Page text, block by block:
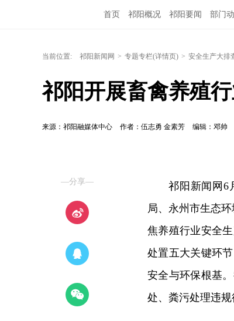
首页 祁阳概况 祁阳要闻 部门
当前位置: 祁阳新闻网 > 专题专栏(详情页) > 安全生产大排
祁阳开展畜禽养殖
来源：祁阳融媒体中心 作者：伍志勇 金素芳 编辑：邓帅
—分享—
祁阳新闻网6
局、永州市生态
焦养殖行业安全
处置五大关键环
安全与环保根基
处、粪污处理违规